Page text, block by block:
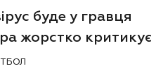
буде у гравця
жорстко критикує